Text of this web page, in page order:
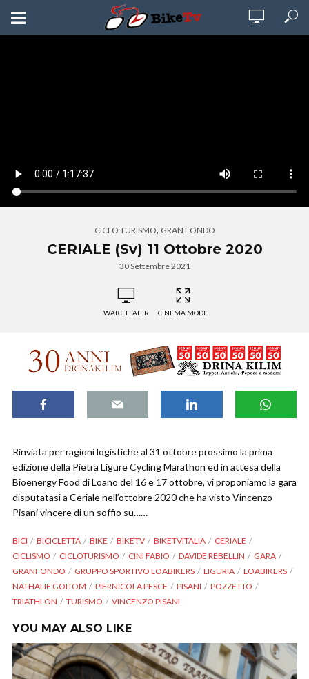
CICLO TURISMO, GRAN FONDO
CERIALE (Sv) 11 Ottobre 2020
30 Settembre 2021
WATCH LATER CINEMA MODE
Rinviata per ragioni logistiche al 31 ottobre prossimo la prima
edizione della Pietra Ligure Cycling Marathon ed in attesa della
Bioenergy Food di Loano del 16 e 17 ottobre, vi proponiamo la gara
disputatasi a Ceriale nell’ottobre 2020 che ha visto Vincenzo
Pisani vincere di un soffio su……
BICI BICICLETTA BIKE BIKETV BIKETVITALIA
CERIALE
CICLISMO
CICLOTURISMO CINI FABIO DAVIDE REBELLIN
GARA
GRANFONDO
GRUPPO SPORTIVO LOABIKERS LIGURIA
LOABIKERS
NATHALIE GOITOM
PIERNICOLA PESCE PISANI
POZZETTO
TRIATHLON
TURISMO VINCENZO PISANI
YOU MAY ALSO LIKE